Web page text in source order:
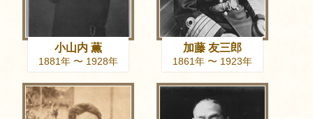
小山内 薫
1881年 〜 1928年
加藤 友三郎
1861年 〜 1923年